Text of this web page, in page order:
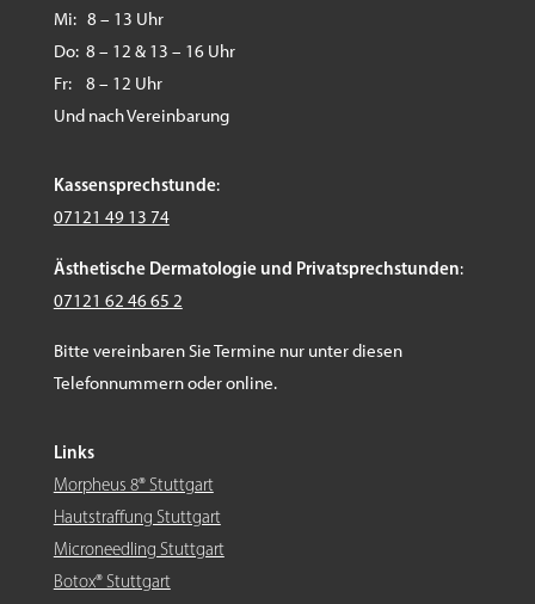
Mi: 8 – 13 Uhr
Do: 8 – 12 & 13 – 16 Uhr
Fr: 8 – 12 Uhr
Und nach Vereinbarung
Kassensprechstunde:
07121 49 13 74
Ästhetische Dermatologie und Privatsprechstunden:
07121 62 46 65 2
Bitte vereinbaren Sie Termine nur unter diesen
Telefonnummern oder online.
Links
Morpheus 8® Stuttgart
Hautstraffung Stuttgart
Microneedling Stuttgart
Botox® Stuttgart